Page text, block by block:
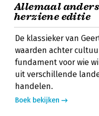
Allemaal
herziene editie
De klassieker van
waarden achter
fundament voor wie
uit verschillende
handelen.
Boek bekijken